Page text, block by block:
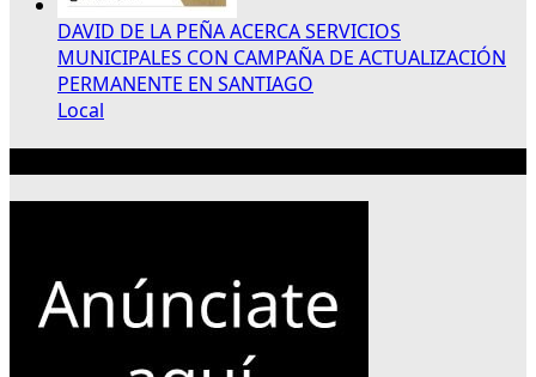
DAVID DE LA PEÑA ACERCA SERVICIOS
MUNICIPALES CON CAMPAÑA DE ACTUALIZACIÓN
PERMANENTE EN SANTIAGO
Local